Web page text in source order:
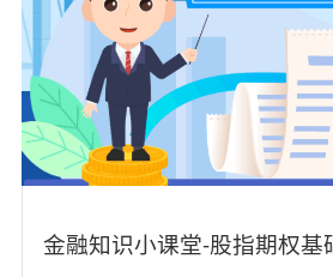
金融知识小课堂-股指期权基